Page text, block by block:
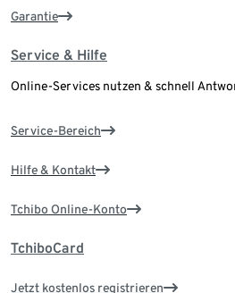
Garantie
Service & Hilfe
Online-Services nutzen & schnell
Service-Bereich
Hilfe & Kontakt
Tchibo Online-Konto
TchiboCard
Jetzt kostenlos registrieren